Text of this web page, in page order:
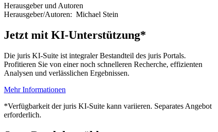
Herausgeber und Autoren
Herausgeber/Autoren: Michael Stein
Jetzt mit KI-Unterstützung*
Die juris KI-Suite ist integraler Bestandteil des juris Portals.
Profitieren Sie von einer noch schnelleren Recherche, effizienten
Analysen und verlässlichen Ergebnissen.
Mehr Informationen
*Verfügbarkeit der juris KI-Suite kann variieren. Separates Angebot
erforderlich.